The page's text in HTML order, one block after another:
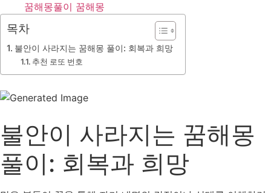
꿈해몽풀이 꿈해몽
목차
불안이 사라지는 꿈해몽 풀이: 회복과 희망
추천 로또 번호
불안이 사라지는 꿈해몽
풀이: 회복과 희망